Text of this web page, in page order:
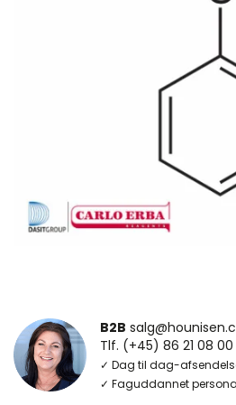
B2B
Tlf. (+45) 86 21 08 00
✓ Dag til dag-
✓ Faguddannet